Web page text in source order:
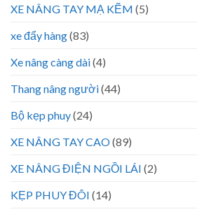
XE NÂNG TAY MẠ KẼM (5)
xe đẩy hàng(83)
Xe nâng càng dài(4)
Thang nâng người(44)
Bộ kẹp phuy(24)
XE NÂNG TAY CAO(89)
XE NÂNG ĐIỆN NGỒI LÁI (2)
KẸP PHUY ĐÔI (14)